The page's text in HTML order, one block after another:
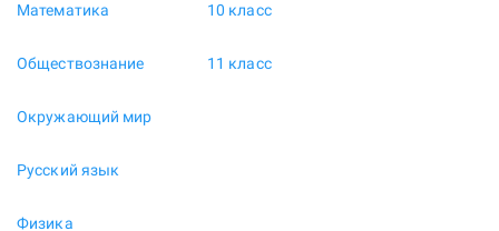
Математика
Обществознание
Окружающий мир
Русский язык
Физика
10 класс
11 класс